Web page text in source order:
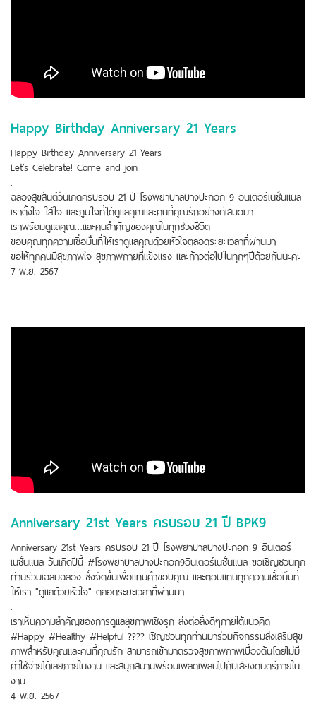
Happy Birthday Anniversary 21 Years
Happy Birthday Anniversary 21 Years
Let’s Celebrate! Come and join
.
ฉลองสุขสันต์วันเกิดครบรอบ 21 ปี โรงพยาบาลบางปะกอก 9 อินเตอร์เนชั่นแนล
เราตั้งใจ ใส่ใจ และภูมิใจที่ได้ดูแลคุณและคนที่คุณรักอย่างดีเสมอมา
เราพร้อมดูแลคุณ…และคนสำคัญของคุณในทุกช่วงชีวิต
ขอบคุณทุกความเชื่อมั่นที่ให้เราดูแลคุณด้วยหัวใจตลอดระยะเวลาที่ผ่านมา
ขอให้ทุกคนมีสุขภาพใจ สุขภาพกายที่แข็งแรง และก้าวต่อไปในทุกๆปีด้วยกันนะคะ
7 พ.ย. 2567
Anniversary 21st Years ครบรอบ 21 ปี BPK9
Anniversary 21st Years ครบรอบ 21 ปี โรงพยาบาลบางปะกอก 9 อินเตอร์
เนชั่นแนล วันเกิดปีนี้ #โรงพยาบาลบางปะกอก9อินเตอร์เนชั่นแนล ขอเชิญชวนทุก
ท่านร่วมเฉลิมฉลอง ซึ่งจัดขึ้นเพื่อแทนคำขอบคุณ และตอบแทนทุกความเชื่อมั่นที่
ให้เรา "ดูแลด้วยหัวใจ" ตลอดระยะเวลาที่ผ่านมา
.
เราเห็นความสำคัญของการดูแลสุขภาพเชิงรุก ส่งต่อสิ่งดีๆภายใต้แนวคิด
#Happy #Healthy #Helpful ???? เชิญชวนทุกท่านมาร่วมกิจกรรมส่งเสริมสุข
ภาพสำหรับคุณและคนที่คุณรัก สามารถเข้ามาตรวจสุขภาพภาพเบื้องต้นโดยไม่มี
ค่าใช้จ่ายได้เลยภายในงาน และสนุกสนานพร้อมเพลิดเพลินไปกับเสียงดนตรีภายใน
งาน…
4 พ.ย. 2567